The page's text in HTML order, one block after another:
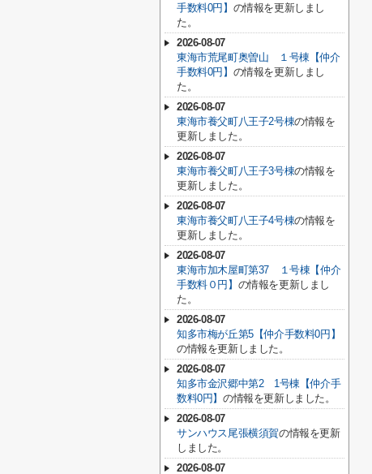
手数料0円】 の情報を更新しまし
た。
2026-08-07
東海市荒尾町奥曽山 １号棟【仲介
手数料0円】 の情報を更新しまし
た。
2026-08-07
東海市養父町八王子2号棟の情報を
更新しました。
2026-08-07
東海市養父町八王子3号棟の情報を
更新しました。
2026-08-07
東海市養父町八王子4号棟の情報を
更新しました。
2026-08-07
東海市加木屋町第37 １号棟【仲介
手数料０円】 の情報を更新しまし
た。
2026-08-07
知多市梅が丘第5【仲介手数料0円】
の情報を更新しました。
2026-08-07
知多市金沢郷中第2 1号棟【仲介手
数料0円】の情報を更新しました。
2026-08-07
サンハウス尾張横須賀の情報を更新
しました。
2026-08-07